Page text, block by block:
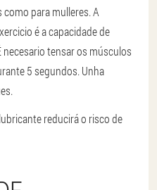
para mulleres. A
é a capacidade de
necesario tensar os músculos
5 segundos. Unha
reducirá o risco de